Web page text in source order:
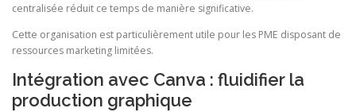
centralisée réduit ce temps de manière significative.
Cette organisation est particulièrement utile pour les PME disposant de
ressources marketing limitées.
Intégration avec Canva : fluidifier la
production graphique